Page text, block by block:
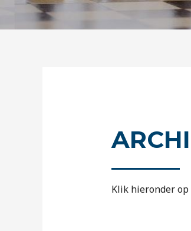
Klik hieronder